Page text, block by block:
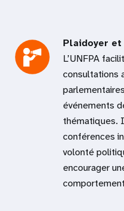
Plaidoyer
L’UNFPA
consultations
événements
thématiques.
conférences
volonté
encourager